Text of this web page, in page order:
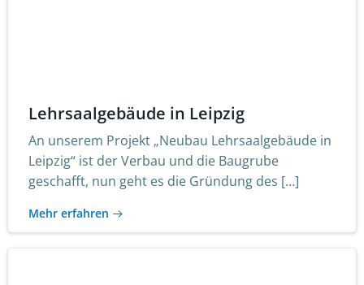
Lehrsaalgebäude in Leipzig
An unserem Projekt „Neubau Lehrsaalgebäude in
Leipzig“ ist der Verbau und die Baugrube
geschafft, nun geht es die Gründung des […]
Mehr erfahren